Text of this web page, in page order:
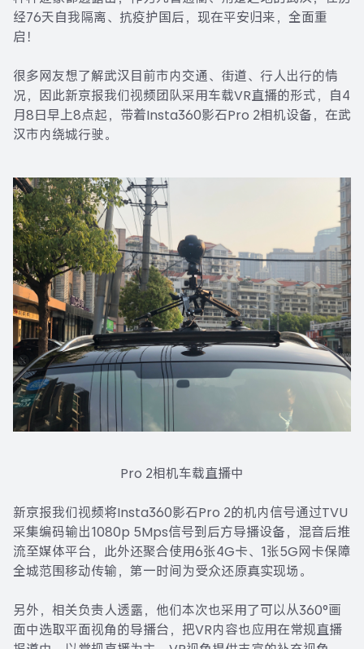
经76天自我隔离、抗疫护国后，现在平安归来，全面重
启！
很多网友想了解武汉目前市内交通、街道、行人出行的情
况，因此新京报我们视频团队采用车载VR直播的形式，自4
月8日早上8点起，带着Insta360影石Pro 2相机设备，在武
汉市内绕城行驶。
Pro 2相机车载直播中
新京报我们视频将Insta360影石Pro 2的机内信号通过TVU
采集编码输出1080p 5Mps信号到后方导播设备，混音后推
流至媒体平台，此外还聚合使用6张4G卡、1张5G网卡保障
全城范围移动传输，第一时间为受众还原真实现场。
另外，相关负责人透露，他们本次也采用了可以从360°画
面中选取平面视角的导播台，把VR内容也应用在常规直播